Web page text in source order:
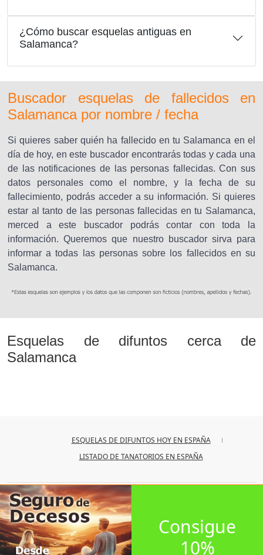
¿Cómo buscar esquelas antiguas en
Salamanca?
Buscador esquelas de fallecidos en
Salamanca por nombre / fecha
Si quieres saber quién ha fallecido en tu Salamanca en el
día de hoy, en este buscador encontrarás todas y cada una
de las notificaciones de las personas fallecidas. Con sus
datos personales como el nombre, y la fecha de su
fallecimiento, podrás acceder a su información. Si quieres
estar al tanto de las personas fallecidas en tu Salamanca,
merced a este buscador podrás contar con toda la
información. Queremos que nuestro buscador sirva para
informar a todas las personas sobre los fallecidos en su
Salamanca.
Esquelas de difuntos cerca de
Salamanca
ESQUELAS DE DIFUNTOS HOY EN ESPAÑA
LISTADO DE TANATORIOS EN ESPAÑA
© 2026iesquelas
Consigue
10%